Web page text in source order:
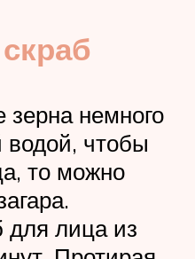
немного
водой, чтобы
то можно
для лица из